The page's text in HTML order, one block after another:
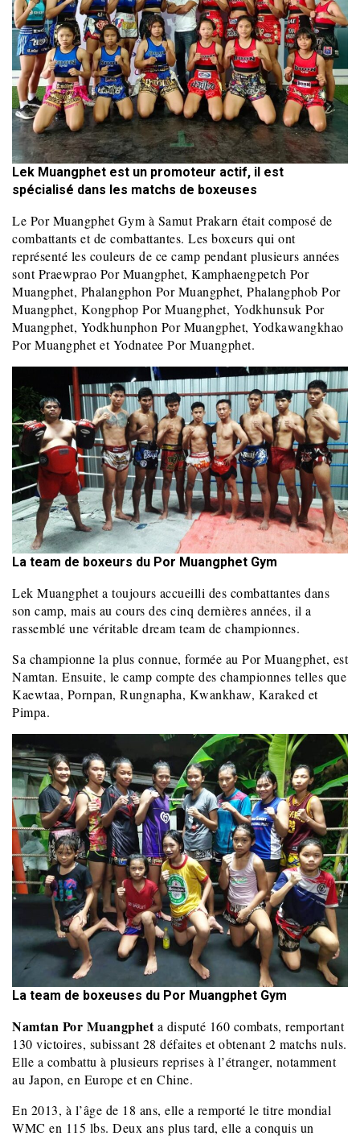
Lek Muangphet est un promoteur actif, il est
spécialisé dans les matchs de boxeuses
Le Por Muangphet Gym à Samut Prakarn était composé de
combattants et de combattantes. Les boxeurs qui ont
représenté les couleurs de ce camp pendant plusieurs années
sont Praewprao Por Muangphet, Kamphaengpetch Por
Muangphet, Phalangphon Por Muangphet, Phalangphob Por
Muangphet, Kongphop Por Muangphet, Yodkhunsuk Por
Muangphet, Yodkhunphon Por Muangphet, Yodkawangkhao
Por Muangphet et Yodnatee Por Muangphet.
La team de boxeurs du Por Muangphet Gym
Lek Muangphet a toujours accueilli des combattantes dans
son camp, mais au cours des cinq dernières années, il a
rassemblé une véritable dream team de championnes.
Sa championne la plus connue, formée au Por Muangphet, est
Namtan. Ensuite, le camp compte des championnes telles que
Kaewtaa, Pornpan, Rungnapha, Kwankhaw, Karaked et
Pimpa.
La team de boxeuses du Por Muangphet Gym
Namtan Por Muangpheta disputé 160 combats, remportant
130 victoires, subissant 28 défaites et obtenant 2 matchs nuls.
Elle a combattu à plusieurs reprises à l’étranger, notamment
au Japon, en Europe et en Chine.
En 2013, à l’âge de 18 ans, elle a remporté le titre mondial
WMC en 115 lbs. Deux ans plus tard, elle a conquis un